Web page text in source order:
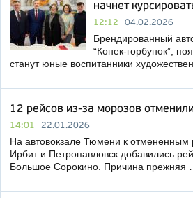
начнет
12:12 04.02.2026
Брендированный
“Конек-горбунок”,
станут юные воспитанники
12 рейсов из-за морозов
14:01 22.01.2026
На автовокзале Тюмени к отмененным
Ирбит и Петропавловск добавились
Большое Сорокино. Причина прежняя …